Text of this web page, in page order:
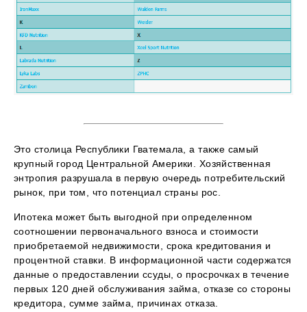
Это столица Республики Гватемала, а также самый
крупный город Центральной Америки. Хозяйственная
энтропия разрушала в первую очередь потребительский
рынок, при том, что потенциал страны рос.
Ипотека может быть выгодной при определенном
соотношении первоначального взноса и стоимости
приобретаемой недвижимости, срока кредитования и
процентной ставки. В информационной части содержатся
данные о предоставлении ссуды, о просрочках в течение
первых 120 дней обслуживания займа, отказе со стороны
кредитора, сумме займа, причинах отказа.